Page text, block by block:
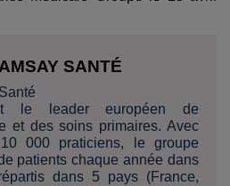
SANTÉ
le leader européen de
et des soins primaires. Avec
000 praticiens, le groupe
patients chaque année dans
dans 5 pays (France,